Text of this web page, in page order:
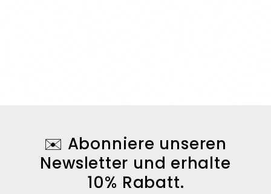
✉️ Abonniere unseren
Newsletter und erhalte
10% Rabatt.